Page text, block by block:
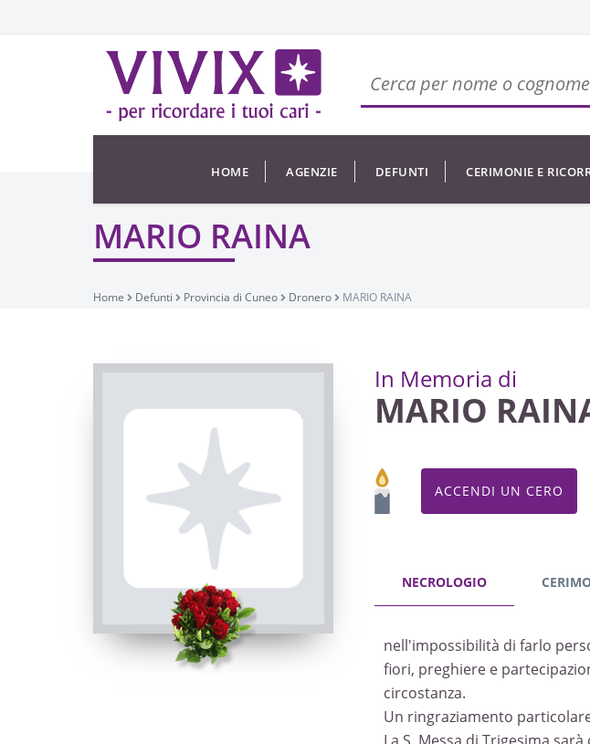
HOME AGENZIE DEFUNTI CERIMONIE E
MARIO RAINA
Home Defunti Provincia di Cuneo Dronero MARIO RAINA
In Memoria di
MARIO
ACCENDI UN CERO
NECROLOGIO
nell'impossibilità di farlo
fiori, preghiere e
circostanza.
Un ringraziamento